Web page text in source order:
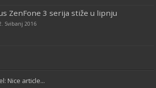
ZenFone 3 serija stiže u lipnju
Svibanj 2016
Nice article...